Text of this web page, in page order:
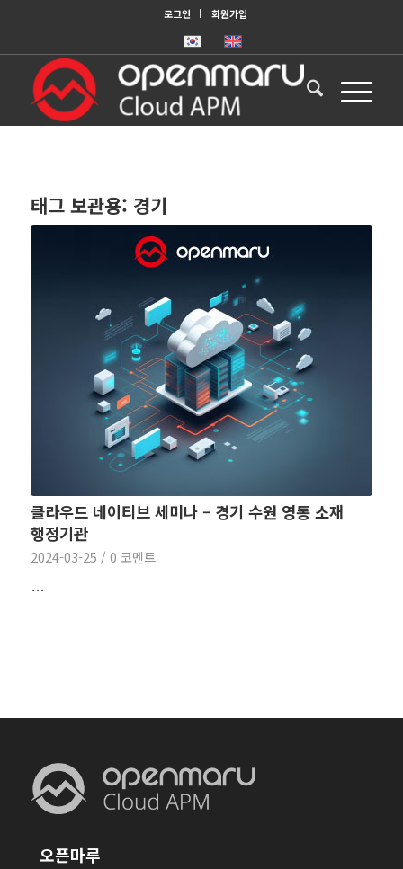
로그인 회원가입
태그 보관용: 경기
클라우드 네이티브 세미나 – 경기 수원 영통 소재
행정기관
2024-03-25 / 0 코멘트
…
오픈마루